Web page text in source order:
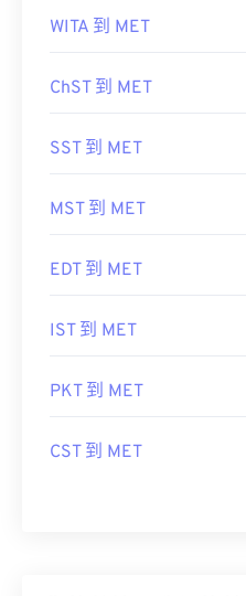
WITA 到 MET
ChST 到 MET
SST 到 MET
MST 到 MET
EDT 到 MET
IST 到 MET
PKT 到 MET
CST 到 MET